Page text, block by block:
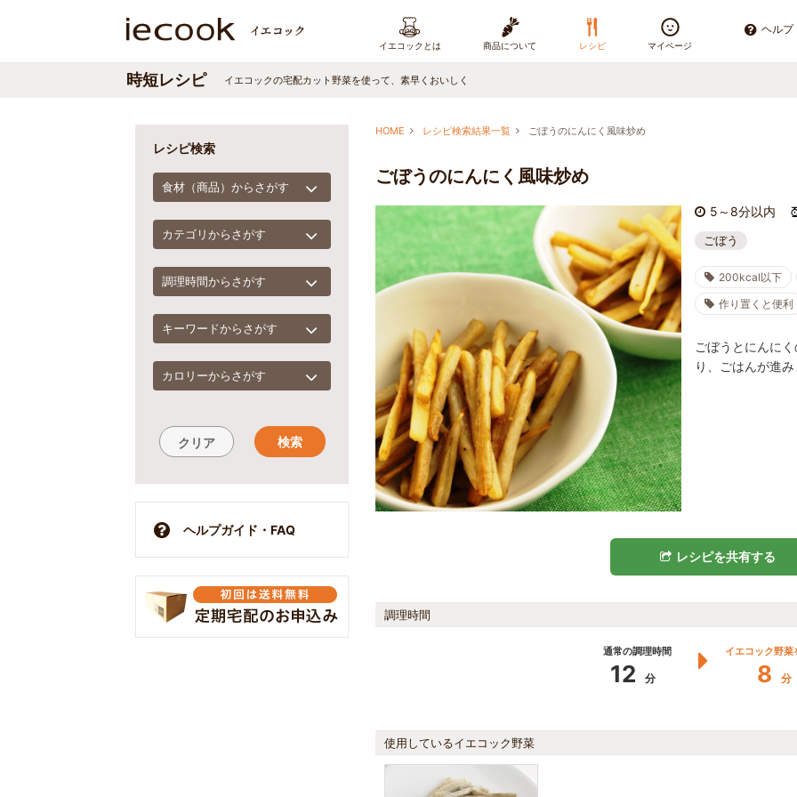
ヘルプ
イエコックとは 商品について レシピ マイページ
イエコックの宅配カット野菜を使って、素早くおいしく
時短レシピ
HOME レシピ検索結果一覧 ごぼうのにんにく風味炒め
ごぼうのにんにく風味炒め
5～8分以内
ごぼう
200kcal以下
作り置くと便利
ごぼうとにんに
り、ごはんが進
レシピを共有する
調理時間
通常の調理時間
12 分
イエコック野菜
8 分
使用しているイエコック野菜
レシピ検索
食材（商品）からさがす
カテゴリからさがす
調理時間からさがす
キーワードからさがす
カロリーからさがす
クリア 検索
ヘルプガイド・FAQ